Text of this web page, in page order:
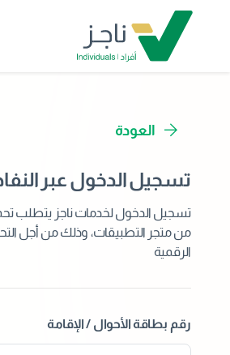
العودة
تسجيل الدخول عبر
تسجيل الدخول لخدمات ناجز يتطلب
من متجر التطبيقات، وذلك من أجل
الرقمية
رقم بطاقة الأحوال / الإقامة